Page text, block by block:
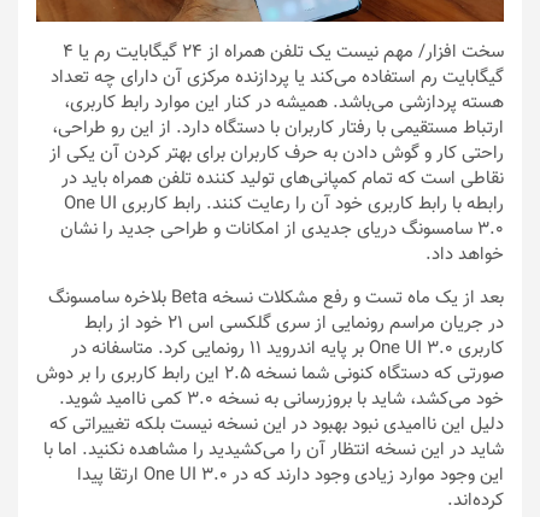
سخت افزار
/ مهم نیست یک تلفن همراه از 24 گیگابایت رم یا 4
گیگابایت رم استفاده می‌کند یا پردازنده مرکزی آن دارای چه تعداد
هسته پردازشی می‌باشد. همیشه در کنار این موارد رابط کاربری،
ارتباط مستقیمی با رفتار کاربران با دستگاه دارد. از این رو طراحی،
راحتی کار و گوش دادن به حرف کاربران برای بهتر کردن آن یکی از
نقاطی است که تمام کمپانی‌های تولید کننده تلفن همراه باید در
رابطه با رابط کاربری خود آن را رعایت کنند. رابط کاربری One UI
3.0 سامسونگ دریای جدیدی از امکانات و طراحی جدید را نشان
خواهد داد.
بعد از یک ماه تست و رفع مشکلات نسخه Beta بلاخره سامسونگ
در جریان مراسم رونمایی از سری گلکسی اس 21 خود از رابط
کاربری One UI 3.0 بر پایه اندروید 11 رونمایی کرد. متاسفانه در
صورتی که دستگاه کنونی شما نسخه 2.5 این رابط کاربری را بر دوش
خود می‌کشد، شاید با بروزرسانی به نسخه 3.0 کمی ناامید شوید.
دلیل این ناامیدی نبود بهبود در این نسخه نیست بلکه تغییراتی که
شاید در این نسخه انتظار آن را می‌کشیدید را مشاهده نکنید. اما با
این وجود موارد زیادی وجود دارند که در One UI 3.0 ارتقا پیدا
کرده‌اند.